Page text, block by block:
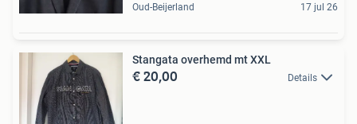
Oud-Beijerland 17 jul 26
Stangata overhemd mt XXL
€ 20,00 Details